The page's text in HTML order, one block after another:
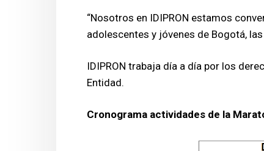
“Nosotros en IDIPRON estamos
adolescentes y jóvenes de Bogotá,
IDIPRON trabaja día a día por los
Entidad.
Cronograma actividades de la